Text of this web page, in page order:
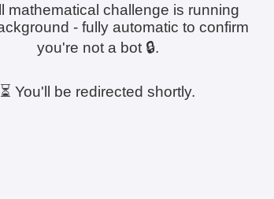
mathematical challenge is running
- fully automatic to confirm
you're not a bot 🔒.
⏳ You'll be redirected shortly.